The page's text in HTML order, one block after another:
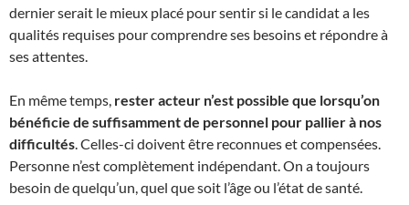
dernier serait le mieux placé pour sentir si le candidat a les
qualités requises pour comprendre ses besoins et répondre à
ses attentes.
En même temps, rester acteur n’est possible que lorsqu’on
bénéficie de suffisamment de personnel pour pallier à nos
difficultés. Celles-ci doivent être reconnues et compensées.
Personne n’est complètement indépendant. On a toujours
besoin de quelqu’un, quel que soit l’âge ou l’état de santé.